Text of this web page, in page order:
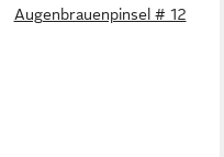
Augenbrauenpinsel # 12